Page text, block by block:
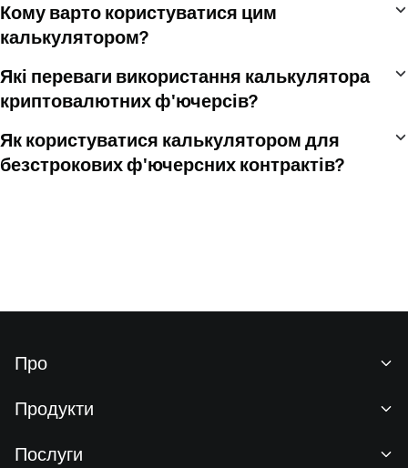
Кому варто користуватися цим
калькулятором?
Які переваги використання калькулятора
криптовалютних ф'ючерсів?
Як користуватися калькулятором для
безстрокових ф'ючерсних контрактів?
Про
Новини
Продукти
Послуги